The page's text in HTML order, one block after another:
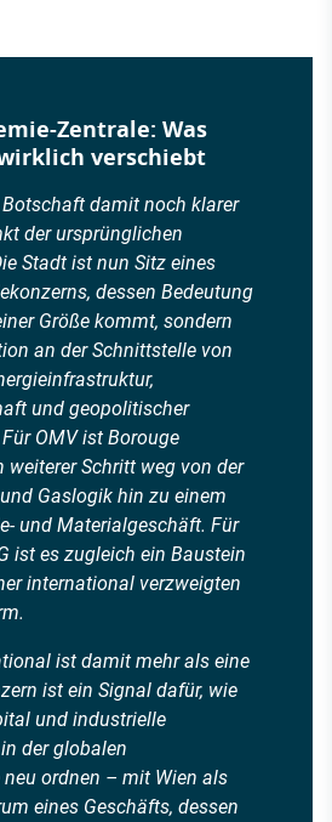
Zentrale: Was
verschiebt
damit noch klarer
der ursprünglichen
Stadt ist nun Sitz eines
dessen Bedeutung
Größe kommt, sondern
an der Schnittstelle von
und geopolitischer
OMV ist Borouge
weiterer Schritt weg von der
Gaslogik hin zu einem
und Materialgeschäft. Für
ist es zugleich ein Baustein
international verzweigten
ist damit mehr als eine
ist ein Signal dafür, wie
und industrielle
der globalen
neu ordnen – mit Wien als
eines Geschäfts, dessen